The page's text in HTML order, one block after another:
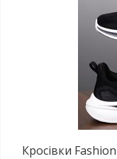
Кросівки